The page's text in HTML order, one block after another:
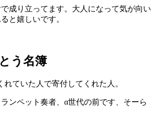
成り立ってます。大人になって気が向い
と嬉しいです。
う名簿
れていた人で寄付してくれた人。
ンペット奏者、α世代の前です、そーら